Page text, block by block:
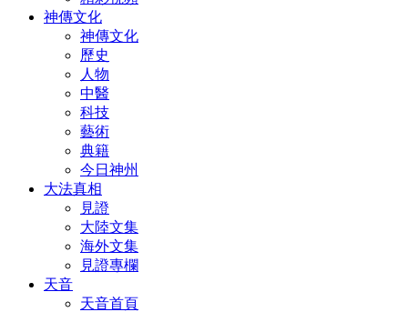
神傳文化
神傳文化
歷史
人物
中醫
科技
藝術
典籍
今日神州
大法真相
見證
大陸文集
海外文集
見證專欄
天音
天音首頁